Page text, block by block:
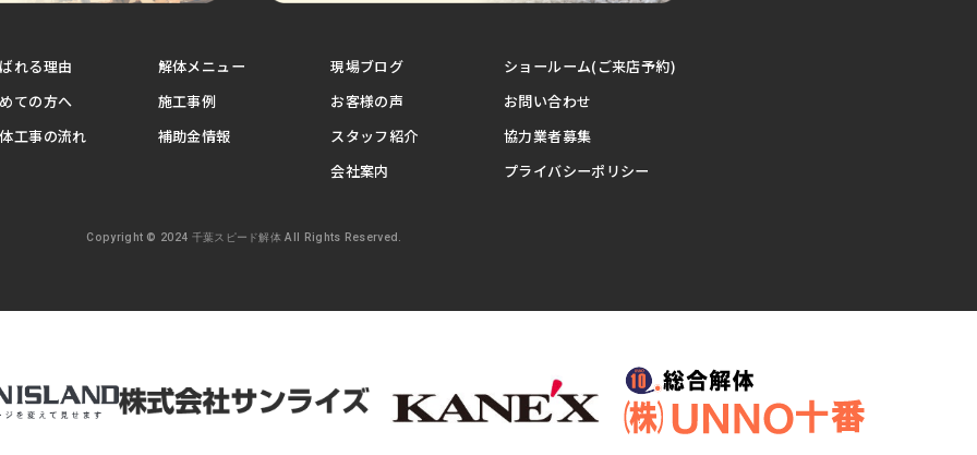
れる理由 解体メニュー 現場ブログ
ショールーム(ご来店予約)
ての方へ
施工事例 お客様の声
お問い合わせ
工事の流れ
補助金情報 スタッフ紹介
協力業者募集
会社案内
プライバシーポリシー
Copyright © 2024 千葉スピード解体 All Rights Reserved.